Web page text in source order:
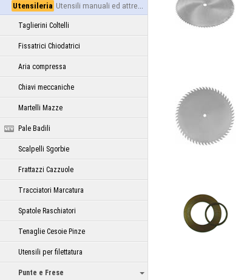
Utensileria Utensili manuali ed attrezzature
Taglierini Coltelli
Fissatrici Chiodatrici
Aria compressa
Chiavi meccaniche
Martelli Mazze
Pale Badili
Scalpelli Sgorbie
Frattazzi Cazzuole
Tracciatori Marcatura
Spatole Raschiatori
Tenaglie Cesoie Pinze
Utensili per filettatura
Punte e Frese